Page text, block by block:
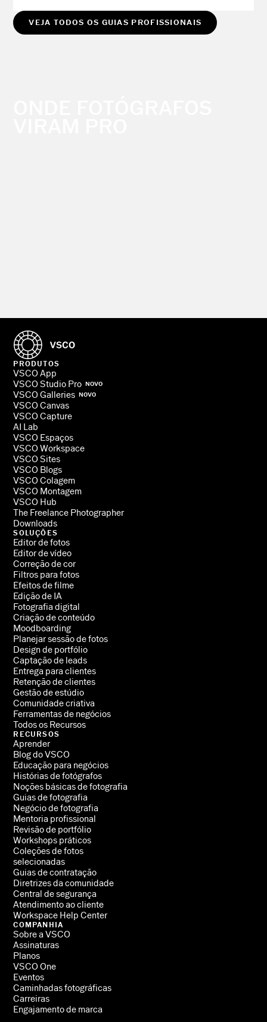
VEJA TODOS OS GUIAS PROFISSIONAIS
PRODUTOS
VSCO App
VSCO Studio Pro NOVO
VSCO Galleries NOVO
VSCO Canvas
VSCO Capture
AI Lab
VSCO Espaços
VSCO Workspace
VSCO Sites
VSCO Blogs
VSCO Colagem
VSCO Montagem
VSCO Hub
The Freelance Photographer
Downloads
SOLUÇÕES
Editor de fotos
Editor de vídeo
Correção de cor
Filtros para fotos
Efeitos de filme
Edição de IA
Fotografia digital
Criação de conteúdo
Moodboarding
Planejar sessão de fotos
Design de portfólio
Captação de leads
Entrega para clientes
Retenção de clientes
Gestão de estúdio
Comunidade criativa
Ferramentas de negócios
Todos os Recursos
RECURSOS
Aprender
Blog do VSCO
Educação para negócios
Histórias de fotógrafos
Noções básicas de fotografia
Guias de fotografia
Negócio de fotografia
Mentoria profissional
Revisão de portfólio
Workshops práticos
Coleções de fotos
selecionadas
Guias de contratação
Diretrizes da comunidade
Central de segurança
Atendimento ao cliente
Workspace Help Center
COMPANHIA
Sobre a VSCO
Assinaturas
Planos
VSCO One
Eventos
Caminhadas fotográficas
Carreiras
Engajamento de marca